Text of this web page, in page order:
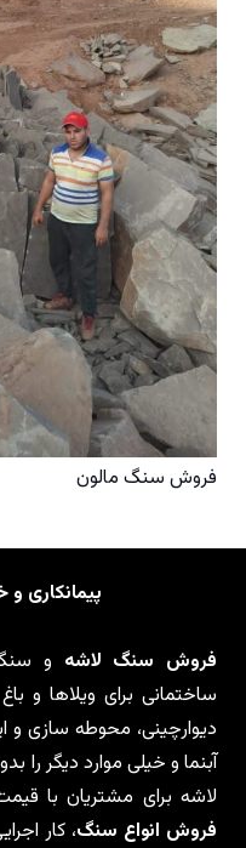
فروش سنگ مالون
فروش سنگ لاشه و
ساختمانی برای ویلاها و
دیوارچینی، محوطه سازی
آبنما و خیلی موارد دیگر
لاشه برای مشتریان با
فروش انواع سنگ، کار